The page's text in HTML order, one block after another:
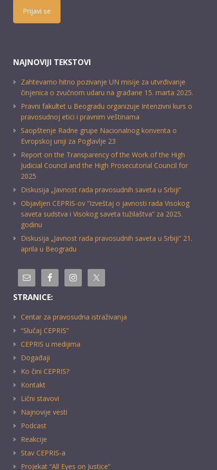
Prijavi se
NAJNOVIJI TEKSTOVI
Zahtevamo hitno pozivanje UN misije za utvrđivanje
činjenica o zvučnom udaru na građane 15. marta 2025.
Pravni fakultet u Beogradu organizuje Intenzivni kurs o
pravosudnoj etici i pravnim veštinama
Saopštenje Radne grupe Nacionalnog konventa o
Evropskoj uniji za Poglavlje 23
Report on the Transparency of the Work of the High
Judicial Council and the High Prosecutorial Council for
2025
Diskusija „Javnost rada pravosudnih saveta u Srbiji“
Objavljen CEPRIS-ov “Izveštaj o javnosti rada Visokog
saveta sudstva i Visokog saveta tužilaštva” za 2025.
godinu
Diskusija „Javnost rada pravosudnih saveta u Srbiji” 21.
aprila u Beogradu
STRANICE:
Centar za pravosudna istraživanja
“Slučaj CEPRIS”
CEPRIS u medijima
Događaji
Ko čini CEPRIS?
Kontakt
Lični stavovi
Najnovije vesti
Podcast
Reakcije
Stav CEPRIS-a
Projekat “All Eyes on Justice”